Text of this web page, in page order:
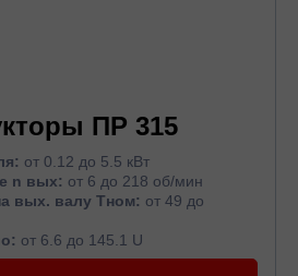
ПР 315
от 0.12 до 5.5 кВт
n вых: от 6 до 218 об/мин
вых. валу Тном: от 49 до
от 6.6 до 145.1 U